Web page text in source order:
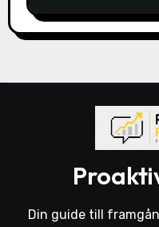
Din guide till